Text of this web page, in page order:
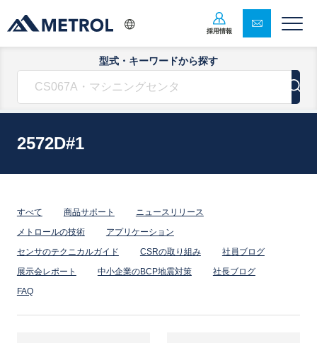
採用情報
型式・キーワードから探す
2572D#1
すべて 商品サポート
ニュースリリース
メトロールの技術
アプリケーション
センサのテクニカルガイド
CSRの取り組み
社員ブログ
展示会レポート
中小企業のBCP地震対策
社長ブログ
FAQ